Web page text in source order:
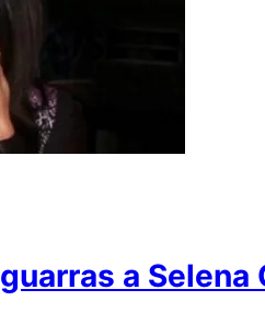
a